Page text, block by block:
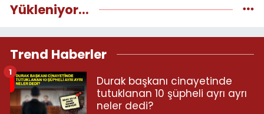
Yükleniyor...
Trend Haberler
Durak başkanı cinayetinde
tutuklanan 10 şüpheli ayrı ayrı
neler dedi?
1